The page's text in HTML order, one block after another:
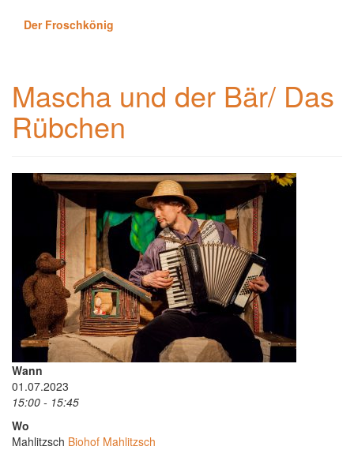
Der Froschkönig
Mascha und der Bär/ Das
Rübchen
Wann
01.07.2023
15:00 - 15:45
Wo
Mahlitzsch Biohof Mahlitzsch